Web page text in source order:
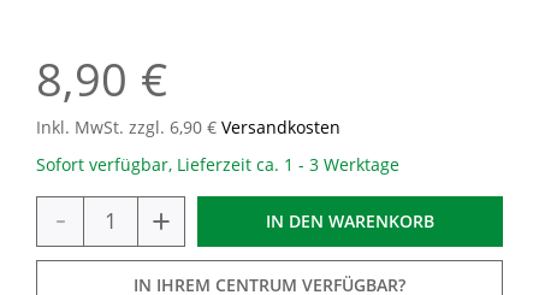
8,90 €
Inkl. MwSt. zzgl. 6,90 € Versandkosten
Sofort verfügbar, Lieferzeit ca. 1 - 3 Werktage
- + IN DEN WARENKORB
IN IHREM CENTRUM VERFÜGBAR?